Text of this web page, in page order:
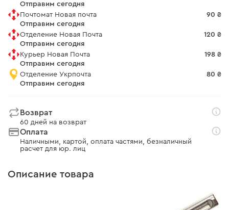
Отправим сегодня
Почтомат Новая почта
Отправим сегодня
90 ₴
Отделение Новая Почта
Отправим сегодня
120 ₴
Курьер Новая Почта
Отправим сегодня
198 ₴
Отделение Укрпочта
Отправим сегодня
80 ₴
Возврат
60 дней на возврат
Оплата
Наличными, картой, оплата частями, безналичный
расчет для юр. лиц
Описание товара